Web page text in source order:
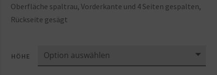
Oberfläche spaltrau, Vorderkante und 4 Seiten gespalten,
Rückseite gesägt
HÖHE